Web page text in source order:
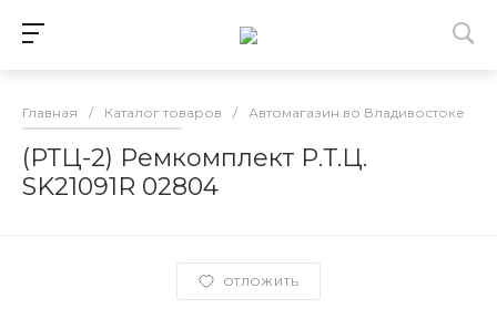
Главная / Каталог товаров / Автомагазин во Владивостоке
(РТЦ-2) Ремкомплект Р.Т.Ц.
SK21091R 02804
ОТЛОЖИТЬ